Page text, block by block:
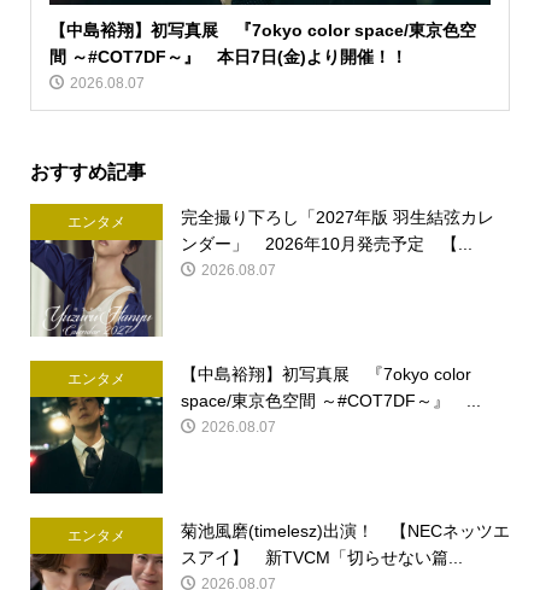
【中島裕翔】初写真展 『7okyo color space/東京色空
間 ～#COT7DF～』 本日7日(金)より開催！！
2026.08.07
おすすめ記事
エンタメ
完全撮り下ろし「2027年版 羽生結弦カレ
ンダー」 2026年10月発売予定 【...
2026.08.07
エンタメ
【中島裕翔】初写真展 『7okyo color
space/東京色空間 ～#COT7DF～』 ...
2026.08.07
エンタメ
菊池風磨(timelesz)出演！ 【NECネッツエ
スアイ】 新TVCM「切らせない篇...
2026.08.07